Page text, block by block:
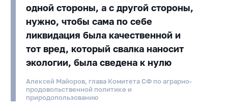
одной стороны, а с другой стороны,
нужно, чтобы сама по себе
ликвидация была качественной и
тот вред, который свалка наносит
экологии, была сведена к нулю
Алексей Майоров, глава Комитета СФ по аграрно-
продовольственной политике и
природопользованию